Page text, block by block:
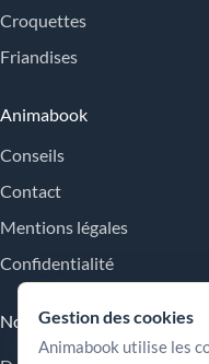
Croquettes
Friandises
Animabook
Conseils
Contact
Mentions légales
Confidentialité
Nos engagements
Gestion des cookies
Animabook utilise les